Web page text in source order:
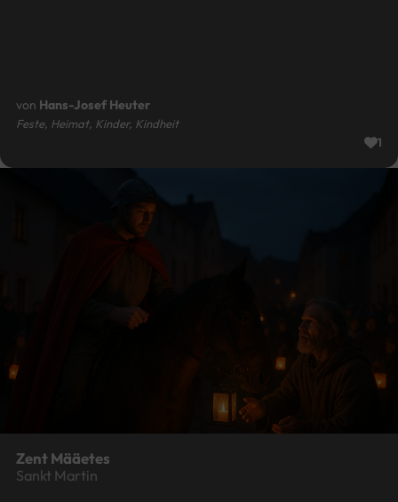
von Hans-Josef Heuter
Feste, Heimat, Kinder, Kindheit
1
Zent Määetes
Sankt Martin